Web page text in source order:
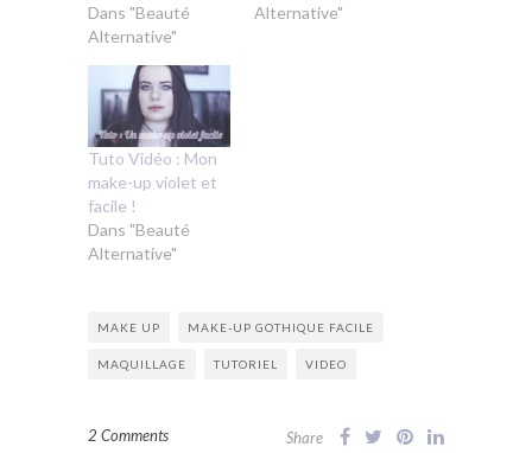
Dans "Beauté
Alternative"
Alternative"
Tuto Vidéo : Mon
make-up violet et
facile !
Dans "Beauté
Alternative"
MAKE UP MAKE-UP GOTHIQUE FACILE
MAQUILLAGE TUTORIEL VIDEO
2 Comments Share